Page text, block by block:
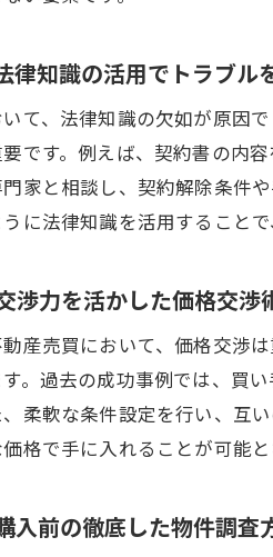
律知識の活用でトラブル
て、法律知識の欠如が原因
です。例えば、契約書の内
家と相談し、契約解除条件
に法律知識を活用すること
渉力を活かした価格交渉
産売買において、価格交渉
。過去の成功事例では、買
柔軟な条件設定を行い、互
格で手に入れることが可能
入前の徹底した物件調査